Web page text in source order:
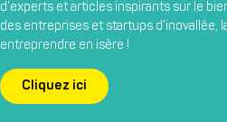
d’experts et articles inspirants sur le
des entreprises et startups d’inovallée,
entreprendre en isère !
Cliquez ici